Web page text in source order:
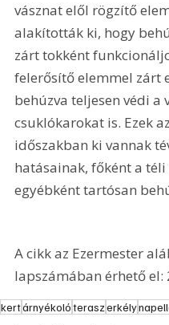
vásznat elől rögzítő
alakították ki, hogy
zárt tokként
felerősítő elemmel zárt
behúzva teljesen védi a
csuklókarokat is. Ezek
időszakban ki vannak
hatásainak, főként a
egyébként tartósan
A cikk az Ezermester
lapszámában érhető el:
kertárnyékolóteraszerkély